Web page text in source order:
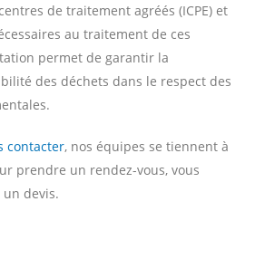
de traitement agréés (ICPE) et
au traitement de ces
permet de garantir la
des déchets dans le respect des
contacter, nos équipes se tiennent à
prendre un rendez-vous, vous
devis.